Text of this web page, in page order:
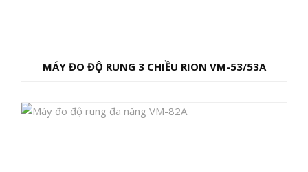
MÁY ĐO ĐỘ RUNG 3 CHIỀU RION VM-53/53A